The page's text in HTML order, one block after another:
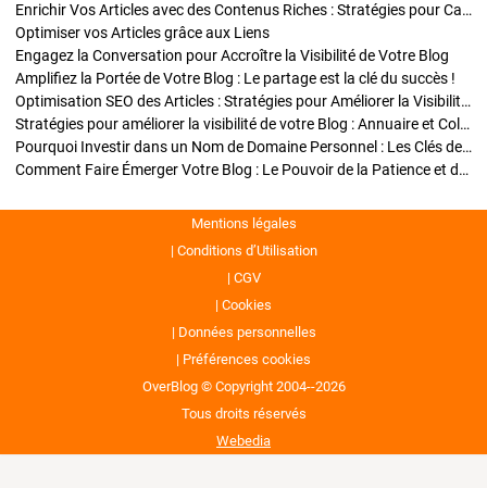
Enrichir Vos Articles avec des Contenus Riches : Stratégies pour Captiver et Optimiser
Optimiser vos Articles grâce aux Liens
Engagez la Conversation pour Accroître la Visibilité de Votre Blog
Amplifiez la Portée de Votre Blog : Le partage est la clé du succès !
Optimisation SEO des Articles : Stratégies pour Améliorer la Visibilité de Votre Blog
Stratégies pour améliorer la visibilité de votre Blog : Annuaire et Collaborations
Pourquoi Investir dans un Nom de Domaine Personnel : Les Clés de la Réussite de Votre Blog
Comment Faire Émerger Votre Blog : Le Pouvoir de la Patience et de la Persévérance
Mentions légales
Conditions d’Utilisation
CGV
Cookies
Données personnelles
Préférences cookies
OverBlog © Copyright 2004--2026
Tous droits réservés
Webedia